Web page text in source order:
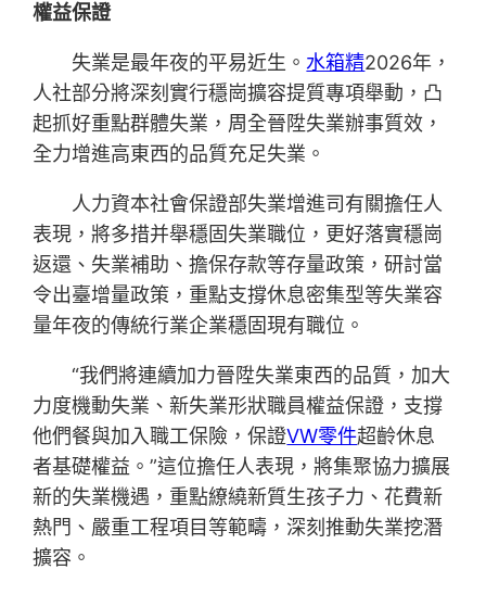
權益保證
失業是最年夜的平易近生。 水箱精2026年，
人社部分將深刻實行穩崗擴容提質專項舉動，凸
起抓好重點群體失業，周全晉陞失業辦事質效，
全力增進高東西的品質充足失業。
人力資本社會保證部失業增進司有關擔任人
表現，將多措并舉穩固失業職位，更好落實穩崗
返還、失業補助、擔保存款等存量政策，研討當
令出臺增量政策，重點支撐休息密集型等失業容
量年夜的傳統行業企業穩固現有職位。
“我們將連續加力晉陞失業東西的品質，加大
力度機動失業、新失業形狀職員權益保證，支撐
他們餐與加入職工保險，保證VW零件超齡休息
者基礎權益。”這位擔任人表現，將集聚協力擴展
新的失業機遇，重點繚繞新質生孩子力、花費新
熱門、嚴重工程項目等範疇，深刻推動失業挖潛
擴容。